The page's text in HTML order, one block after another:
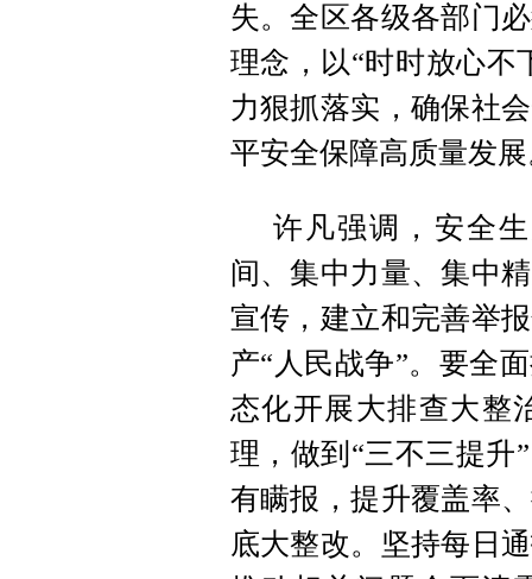
失。全区各级各部门
理念，以“时时放心不
力狠抓落实，确保社
平安全保障高质量发
许凡强调，安全
间、集中力量、集中
宣传，建立和完善举
产“人民战争”。要全
态化开展大排查大整
理，做到“三不三提升
有瞒报，提升覆盖率
底大整改。坚持每日